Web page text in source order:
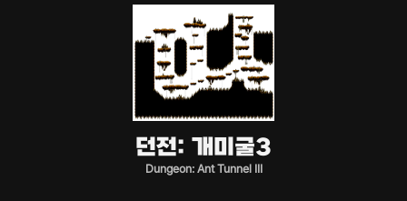
던전: 개미굴3
Dungeon: Ant Tunnel III